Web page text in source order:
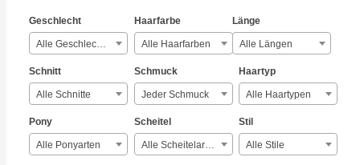
Geschlecht
Alle Geschlechter
Haarfarbe
Alle Haarfarben
Länge
Alle Längen
Schnitt
Alle Schnitte
Schmuck
Jeder Schmuck
Haartyp
Alle Haartypen
Pony
Alle Ponyarten
Scheitel
Alle Scheitelarten
Stil
Alle Stile